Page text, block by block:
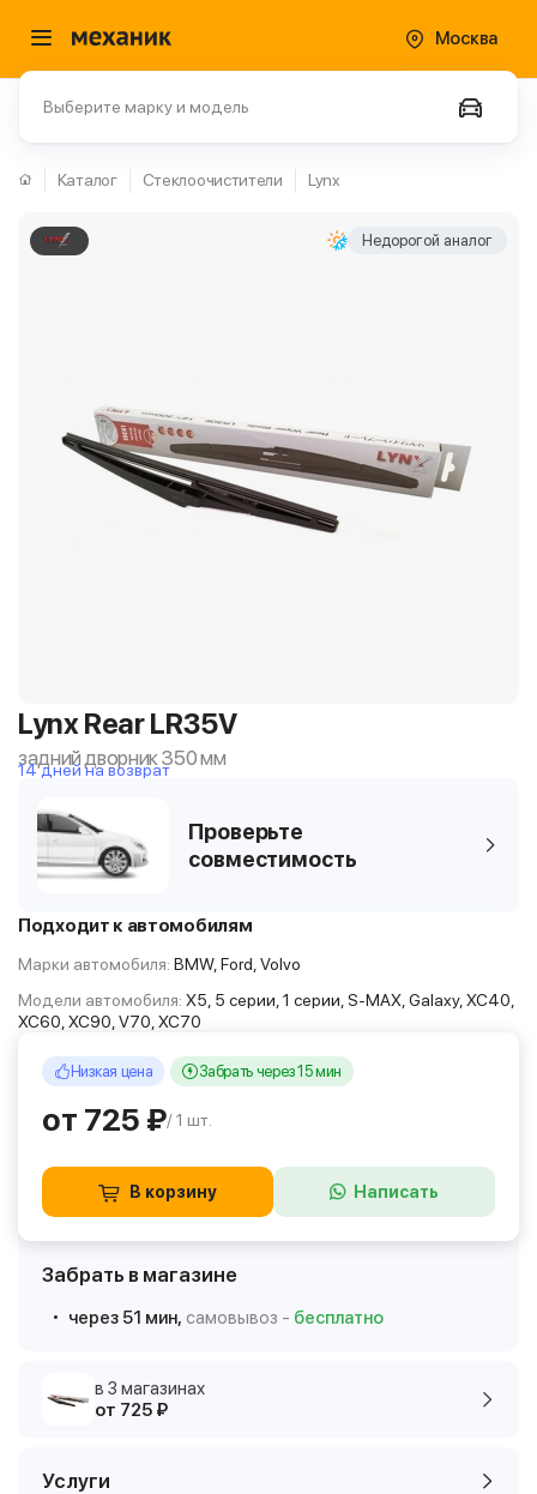
Москва
Выберите марку и модель
Каталог Стеклоочистители Lynx
Недорогой аналог
Lynx Rear LR35V
задний дворник 350 мм
14 дней на возврат
Проверьте
совместимость
Подходит к автомобилям
Марки автомобиля: BMW, Ford, Volvo
Модели автомобиля: X5, 5 серии, 1 серии, S-MAX, Galaxy, XC40,
XC60, XC90, V70, XC70
Низкая цена Забрать через 15 мин
от 725 ₽/ 1 шт.
В корзину Написать
Забрать в магазине
через 51 мин, самовывоз - бесплатно
в 3 магазинах
от 725 ₽
Услуги